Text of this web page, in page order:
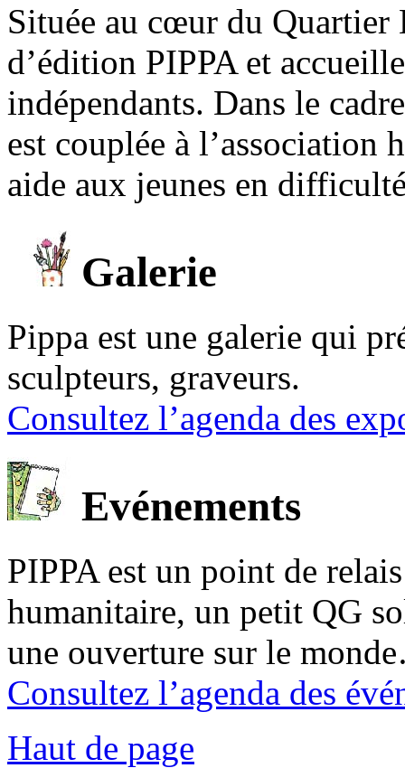
Située au cœur du Quartier
d’édition PIPPA et
indépendants. Dans le
est couplée à l’association
aide aux jeunes en
Galerie
Pippa est une galerie qui
sculpteurs, graveurs.
Consultez l’agenda des
Evénements
PIPPA est un point de
humanitaire, un petit QG
une ouverture sur le
Consultez l’agenda des
Haut de page